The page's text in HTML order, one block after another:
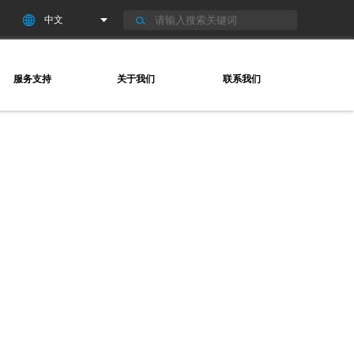
服务支持
SERVICE
关于我们
ABOUT
联系我们
CONTACT